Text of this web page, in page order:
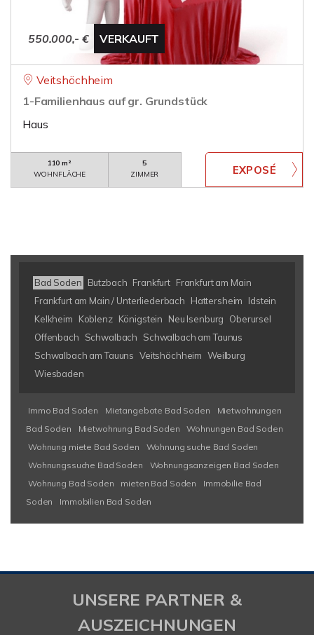
550.000,- € VERKAUFT
Veitshöchheim
1-Familienhaus auf gr. Grundstück
Haus
110 m²
WOHNFLÄCHE
5
ZIMMER
Bad Soden Butzbach Frankfurt Frankfurt am Main
Frankfurt am Main / Unterliederbach
Hattersheim
Idstein
Kelkheim
Koblenz Königstein Neu Isenburg
Oberursel
Offenbach
Schwalbach
Schwalbach am Taunus
Schwalbach am Tauuns Veitshöchheim Weilburg
Wiesbaden
Immo Bad Soden Mietangebote Bad Soden
Mietwohnungen
Bad Soden
Mietwohnung Bad Soden
Wohnungen Bad Soden
Wohnung miete Bad Soden
Wohnung suche Bad Soden
Wohnungssuche Bad Soden
Wohnungsanzeigen Bad Soden
Wohnung Bad Soden
mieten Bad Soden
Immobilie Bad
Soden
Immobilien Bad Soden
UNSERE PARTNER &
AUSZEICHNUNGEN